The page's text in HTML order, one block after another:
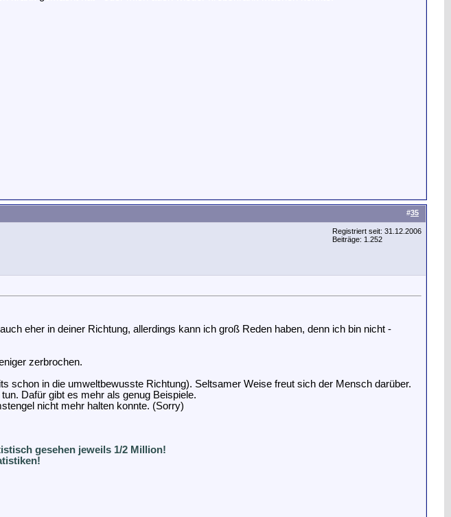
#35
Registriert seit: 31.12.2006
Beiträge: 1.252
eher in deiner Richtung, allerdings kann ich groß Reden haben, denn ich bin nicht -
zerbrochen.
schon in die umweltbewusste Richtung). Seltsamer Weise freut sich der Mensch darüber.
Dafür gibt es mehr als genug Beispiele.
nicht mehr halten konnte. (Sorry)
gesehen jeweils 1/2 Million!